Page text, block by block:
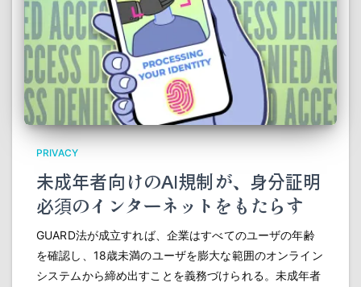
PRIVACY
未成年者向けのAI規制が、身分証明
必須のインターネットをもたらす
GUARD法が成立すれば、企業はすべてのユーザの年齢
を確認し、18歳未満のユーザを膨大な範囲のオンライン
システムから締め出すことを義務づけられる。未成年者